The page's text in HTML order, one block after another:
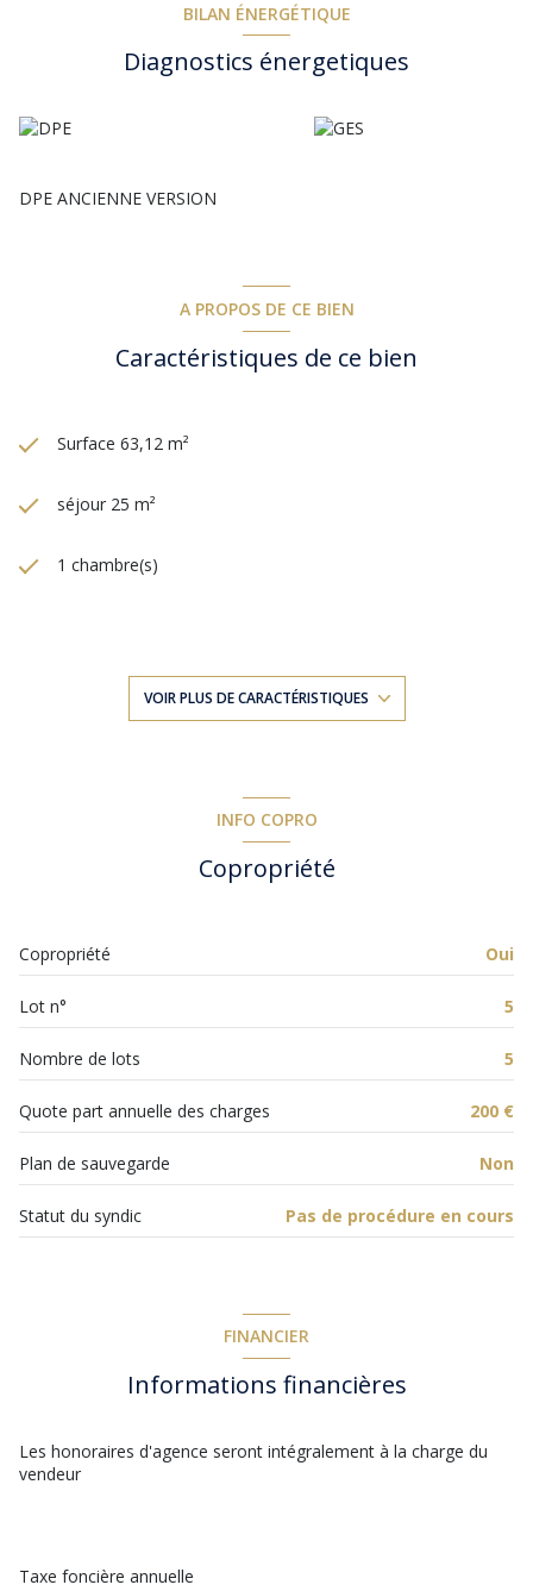
BILAN ÉNERGÉTIQUE
Diagnostics énergetiques
DPE ANCIENNE VERSION
A PROPOS DE CE BIEN
Caractéristiques de ce bien
Surface 63,12 m²
séjour 25 m²
1 chambre(s)
1 côté(s) mitoyen(s)
3 étage(s)
cave
interphone
VOIR PLUS DE CARACTÉRISTIQUES
INFO COPRO
Copropriété
Copropriété Oui
Lot n° 5
Nombre de lots 5
Quote part annuelle des charges 200 €
Plan de sauvegarde Non
Statut du syndic Pas de procédure en cours
FINANCIER
Informations financières
Les honoraires d'agence seront intégralement à la charge du
vendeur
Taxe foncière annuelle